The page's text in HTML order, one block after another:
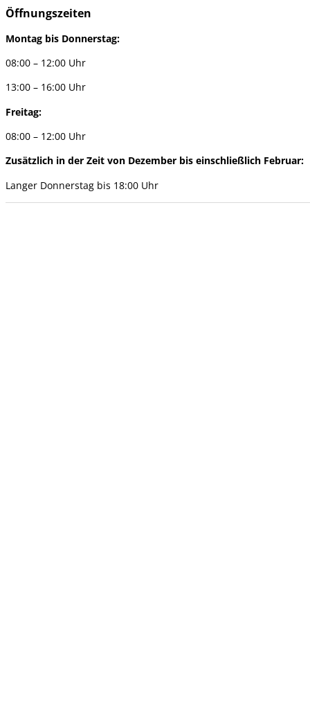
Öffnungszeiten
Montag bis Donnerstag:
08:00 – 12:00 Uhr
13:00 – 16:00 Uhr
Freitag:
08:00 – 12:00 Uhr
Zusätzlich in der Zeit von Dezember bis einschließlich Februar:
Langer Donnerstag bis 18:00 Uhr